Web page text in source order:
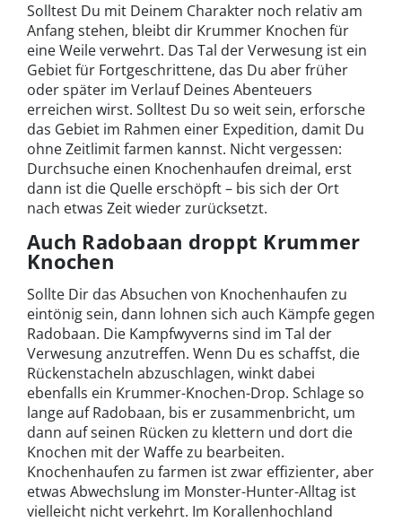
Solltest Du mit Deinem Charakter noch relativ am
Anfang stehen, bleibt dir Krummer Knochen für
eine Weile verwehrt. Das Tal der Verwesung ist ein
Gebiet für Fortgeschrittene, das Du aber früher
oder später im Verlauf Deines Abenteuers
erreichen wirst. Solltest Du so weit sein, erforsche
das Gebiet im Rahmen einer Expedition, damit Du
ohne Zeitlimit farmen kannst. Nicht vergessen:
Durchsuche einen Knochenhaufen dreimal, erst
dann ist die Quelle erschöpft – bis sich der Ort
nach etwas Zeit wieder zurücksetzt.
Auch Radobaan droppt Krummer
Knochen
Sollte Dir das Absuchen von Knochenhaufen zu
eintönig sein, dann lohnen sich auch Kämpfe gegen
Radobaan. Die Kampfwyverns sind im Tal der
Verwesung anzutreffen. Wenn Du es schaffst, die
Rückenstacheln abzuschlagen, winkt dabei
ebenfalls ein Krummer-Knochen-Drop. Schlage so
lange auf Radobaan, bis er zusammenbricht, um
dann auf seinen Rücken zu klettern und dort die
Knochen mit der Waffe zu bearbeiten.
Knochenhaufen zu farmen ist zwar effizienter, aber
etwas Abwechslung im Monster-Hunter-Alltag ist
vielleicht nicht verkehrt. Im Korallenhochland